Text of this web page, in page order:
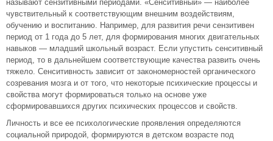
называют сензитивными периодами. «Сенситивный» — наиболее
чувствительный к соответствующим внешним воздействиям,
обучению и воспитанию. Например, для развития речи сензитивен
период от 1 года до 5 лет, для формирования многих двигательных
навыков — младший школьный возраст. Если упустить сенситивный
период, то в дальнейшем соответствующие качества развить очень
тяжело. Сенситивность зависит от закономерностей органического
созревания мозга и от того, что некоторые психические процессы и
свойства могут формироваться только на основе уже
сформировавшихся других психических процессов и свойств.
Личность и все ее психологические проявления определяются
социальной природой, формируются в детском возрасте под